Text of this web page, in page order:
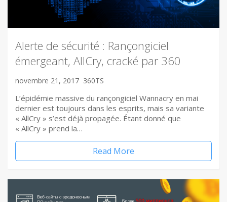
Alerte de sécurité : Rançongiciel
émergeant, AllCry, cracké par 360
novembre 21, 2017 360TS
L’épidémie massive du rançongiciel Wannacry en mai
dernier est toujours dans les esprits, mais sa variante
« AllCry » s’est déjà propagée. Étant donné que
« AllCry » prend la…
Read More